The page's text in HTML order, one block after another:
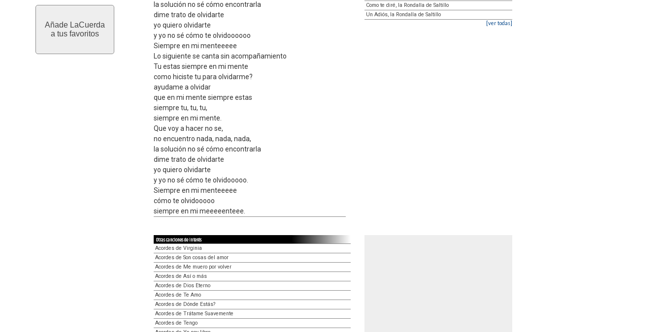
Añade LaCuerda
a tus favoritos
la solución no sé cómo encontrarla
dime trato de olvidarte
yo quiero olvidarte
y yo no sé cómo te olvidoooooo
Siempre en mi menteeeee
Lo siguiente se canta sin acompañamiento
Tu estas siempre en mi mente
como hiciste tu para olvidarme?
ayudame a olvidar
que en mi mente siempre estas
siempre tu, tu, tu,
siempre en mi mente.
Que voy a hacer no se,
no encuentro nada, nada, nada,
la solución no sé cómo encontrarla
dime trato de olvidarte
yo quiero olvidarte
y yo no sé cómo te olvidooooo.
Siempre en mi menteeeee
cómo te olvidooooo
siempre en mi meeeeenteee.
Como te diré, la Rondalla de Saltillo
Un Adiós, la Rondalla de Saltillo
[ver todas]
Otras canciones de interés
Acordes de Virginia
Acordes de Son cosas del amor
Acordes de Me muero por volver
Acordes de Así o más
Acordes de Dios Eterno
Acordes de Te Amo
Acordes de Dónde Estás?
Acordes de Trátame Suavemente
Acordes de Tengo